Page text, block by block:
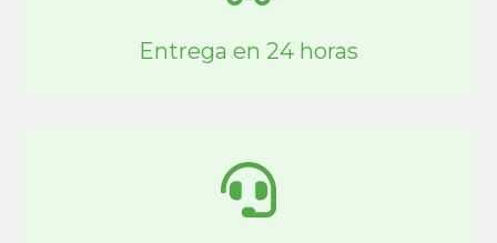
Entrega en 24 horas